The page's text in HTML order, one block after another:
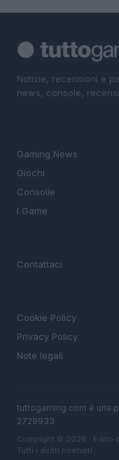
Notizie, recensioni e
news, console,
Gaming News
Giochi
Consolle
I Game
Contattaci
Cookie Policy
Privacy Policy
Note legali
tuttogaming.com è una
2729933
Copyright © 2026 · Edito
Tutti i diritti riservati